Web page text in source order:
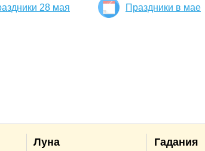
28 мая Праздники в мае
Луна Гадания